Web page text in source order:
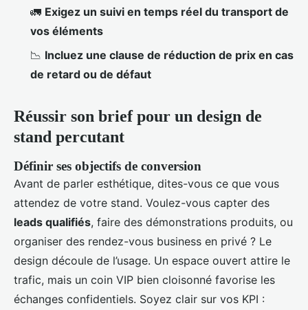
🚛 Exigez un suivi en temps réel du transport de
vos éléments
📉 Incluez une clause de réduction de prix en cas
de retard ou de défaut
Réussir son brief pour un design de
stand percutant
Définir ses objectifs de conversion
Avant de parler esthétique, dites-vous ce que vous
attendez de votre stand. Voulez-vous capter des
leads qualifiés, faire des démonstrations produits, ou
organiser des rendez-vous business en privé ? Le
design découle de l’usage. Un espace ouvert attire le
trafic, mais un coin VIP bien cloisonné favorise les
échanges confidentiels. Soyez clair sur vos KPI :